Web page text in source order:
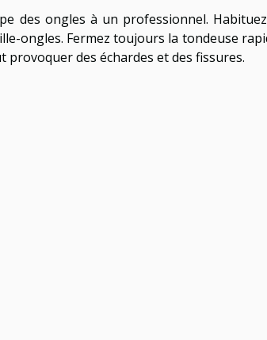
des ongles à un professionnel.
ongles. Fermez toujours la tondeuse
des échardes et des fissures.